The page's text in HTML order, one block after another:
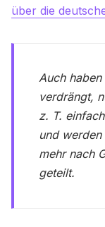
über die
Auch
verdrängt,
z. T.
und
mehr nach
geteilt.